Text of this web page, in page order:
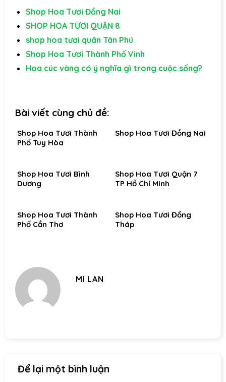
Shop Hoa Tươi Đồng Nai
SHOP HOA TƯƠI QUẬN 8
shop hoa tươi quân Tân Phú
Shop Hoa Tươi Thành Phố Vinh
Hoa cúc vàng có ý nghĩa gì trong cuộc sống?
Bài viết cùng chủ đề:
Shop Hoa Tươi Thành
Phố Tuy Hòa
Shop Hoa Tươi Đồng Nai
Shop Hoa Tươi Bình
Dương
Shop Hoa Tươi Quận 7
TP Hồ Chí Minh
Shop Hoa Tươi Thành
Phố Cần Thơ
Shop Hoa Tươi Đồng
Tháp
MI LAN
Để lại một bình luận